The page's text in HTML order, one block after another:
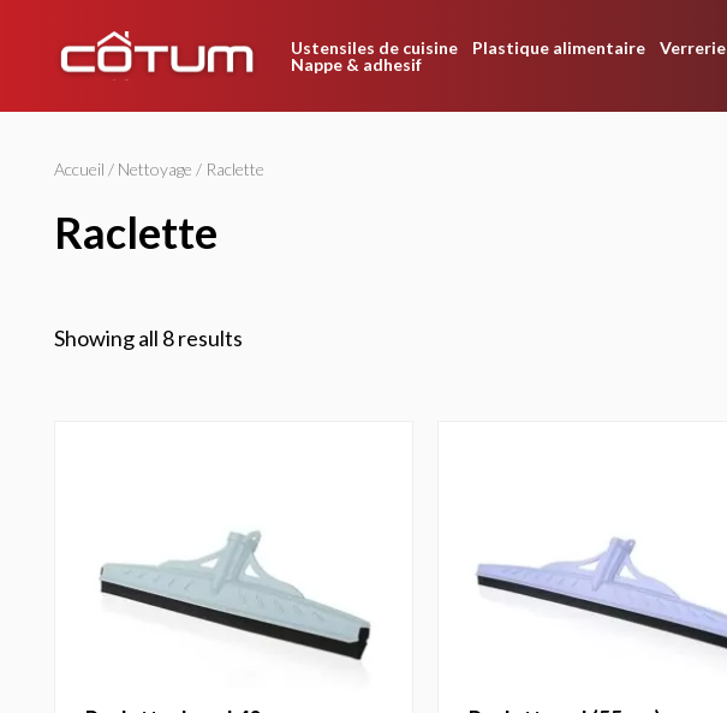
Ustensiles de cuisine Plastique alimentaire Verrerie
Nappe & adhesif
Accueil / Nettoyage / Raclette
raclette
Showing all 8 results